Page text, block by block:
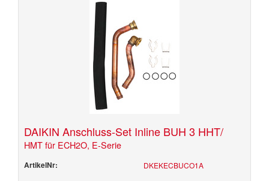
DAIKIN Anschluss-Set Inline BUH 3 HHT/
HMT für ECH2O, E-Serie
ArtikelNr: DKEKECBUCO1A